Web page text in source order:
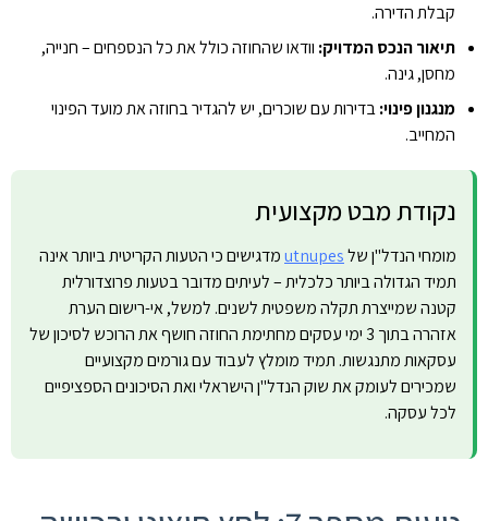
קבלת הדירה.
תיאור הנכס המדויק: וודאו שהחוזה כולל את כל הנספחים – חנייה,
מחסן, גינה.
מנגנון פינוי:בדירות עם שוכרים, יש להגדיר בחוזה את מועד הפינוי
המחייב.
נקודת מבט מקצועית
מומחי הנדל"ן שלutnupesמדגישים כי הטעות הקריטית ביותר אינה
תמיד הגדולה ביותר כלכלית – לעיתים מדובר בטעות פרוצדורלית
קטנה שמייצרת תקלה משפטית לשנים. למשל, אי-רישום הערת
אזהרה בתוך 3 ימי עסקים מחתימת החוזה חושף את הרוכש לסיכון של
עסקאות מתנגשות. תמיד מומלץ לעבוד עם גורמים מקצועיים
שמכירים לעומק את שוק הנדל"ן הישראלי ואת הסיכונים הספציפיים
לכל עסקה.